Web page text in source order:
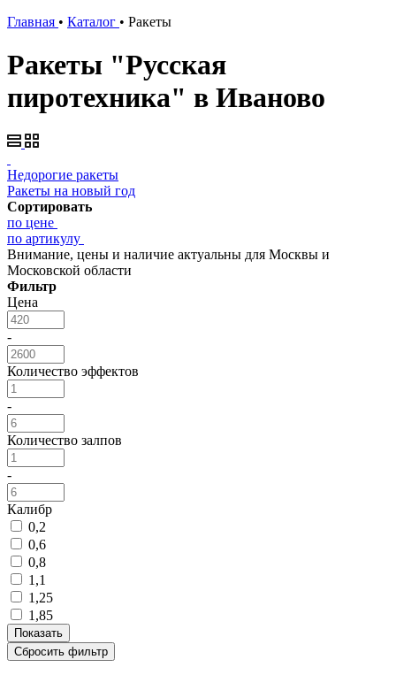
Главная • Каталог • Ракеты
Ракеты "Русская
пиротехника" в Иваново
Недорогие ракеты
Ракеты на новый год
Сортировать
по цене
по артикулу
Внимание, цены и наличие актуальны для Москвы и
Московской области
Фильтр
Цена
-
Количество эффектов
-
Количество залпов
-
Калибр
0,2
0,6
0,8
1,1
1,25
1,85